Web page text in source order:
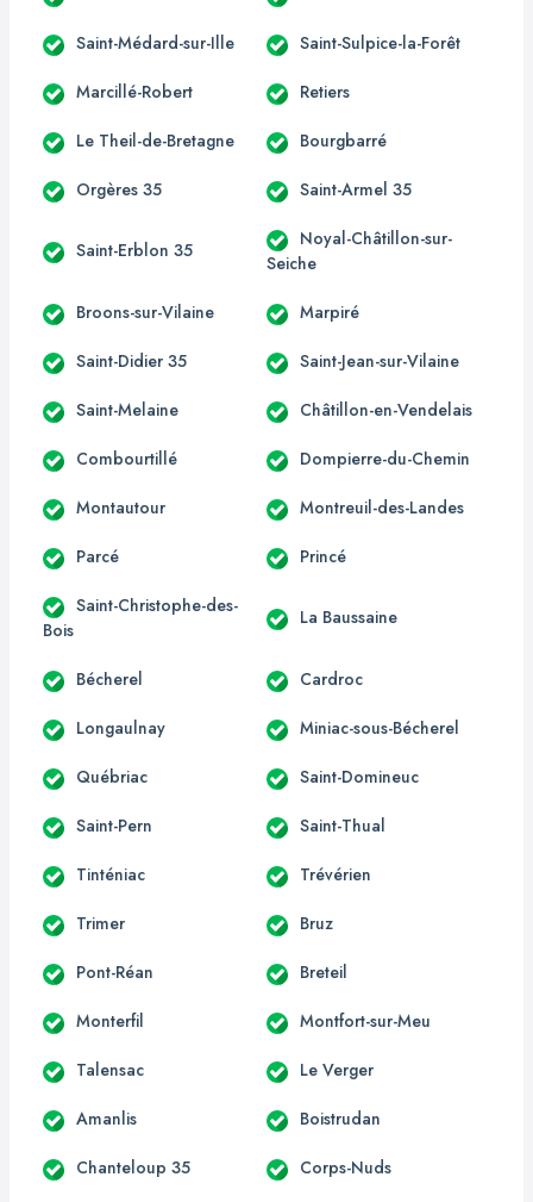
Saint-Médard-sur-Ille Saint-Sulpice-la-Forêt
Marcillé-Robert Retiers
Le Theil-de-Bretagne Bourgbarré
Orgères 35 Saint-Armel 35
Saint-Erblon 35
Noyal-Châtillon-sur-
Seiche
Broons-sur-Vilaine Marpiré
Saint-Didier 35 Saint-Jean-sur-Vilaine
Saint-Melaine Châtillon-en-Vendelais
Combourtillé Dompierre-du-Chemin
Montautour Montreuil-des-Landes
Parcé Princé
Saint-Christophe-des-
Bois
La Baussaine
Bécherel Cardroc
Longaulnay Miniac-sous-Bécherel
Québriac Saint-Domineuc
Saint-Pern Saint-Thual
Tinténiac Trévérien
Trimer Bruz
Pont-Réan Breteil
Monterfil Montfort-sur-Meu
Talensac Le Verger
Amanlis Boistrudan
Chanteloup 35 Corps-Nuds